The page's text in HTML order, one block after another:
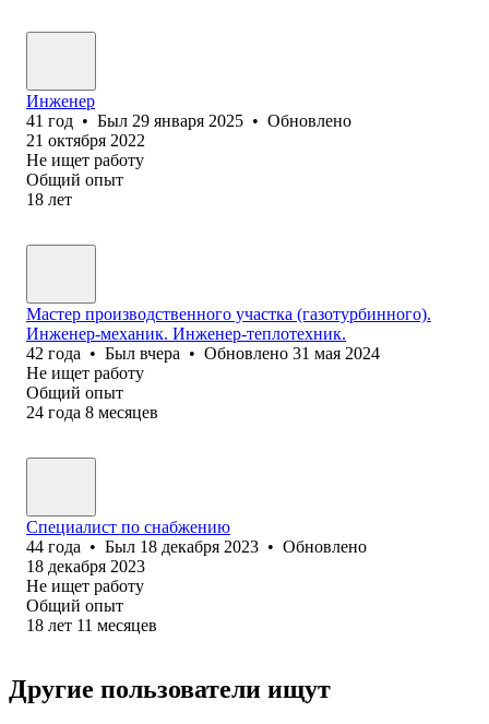
Инженер
41 год • Был 29 января 2025 • Обновлено
21 октября 2022
Не ищет работу
Общий опыт
18 лет
Мастер производственного участка (газотурбинного).
Инженер-механик. Инженер-теплотехник.
42 года • Был вчера • Обновлено 31 мая 2024
Не ищет работу
Общий опыт
24 года 8 месяцев
Специалист по снабжению
44 года • Был 18 декабря 2023 • Обновлено
18 декабря 2023
Не ищет работу
Общий опыт
18 лет 11 месяцев
Другие пользователи ищут